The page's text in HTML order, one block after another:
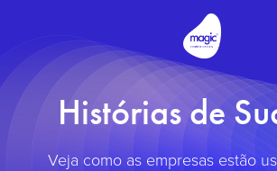
Histórias de
Veja como as empresas estão